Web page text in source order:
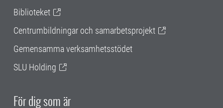
Biblioteket
Centrumbildningar och samarbetsprojekt
Gemensamma verksamhetsstödet
SLU Holding
För dig som är